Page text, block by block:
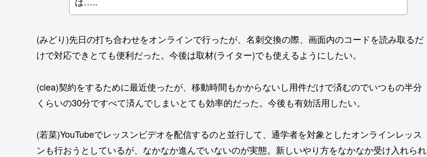
(みどり)先日の打ち合わせをオンラインで行ったが、名刺交換の際、画面内のコードを読み取るだ
けで対応できとても便利だった。今後は取材(ライター)でも使えるようにしたい。
(clea)契約をするために最近使ったが、移動時間もかからないし用件だけで済むのでいつもの半分
くらいの30分ですべて済んでしまいとても効率的だった。今後も有効活用したい。
(若菜)YouTubeでレッスンビデオを配信するのと並行して、通学者を対象としたオンラインレッス
ンも行おうとしているが、なかなか進んでいないのが実態。新しいやり方をなかなか受け入れられ